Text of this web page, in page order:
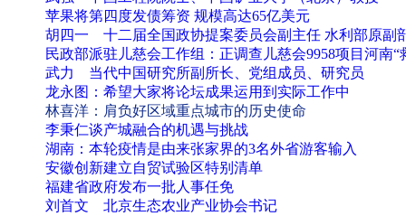
苹果将第四度发债筹资 规模高达65亿美元
胡四一 十二届全国政协提案委员会副主任 水利部原副
民政部派驻儿慈会工作组：正调查儿慈会9958项目河南
武力 当代中国研究所副所长、党组成员、研究员
龙永图：希望大家将论坛成果运用到实际工作中
林喜洋：肩负好区域重点城市的历史使命
李秉仁谈产城融合的机遇与挑战
湖南：本轮疫情是由来张家界的3名外省游客输入
安徽创新建立自贸试验区特别清单
福建省政府发布一批人事任免
刘首文 北京生态农业产业协会书记